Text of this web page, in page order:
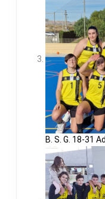
B. S. G. 18-31